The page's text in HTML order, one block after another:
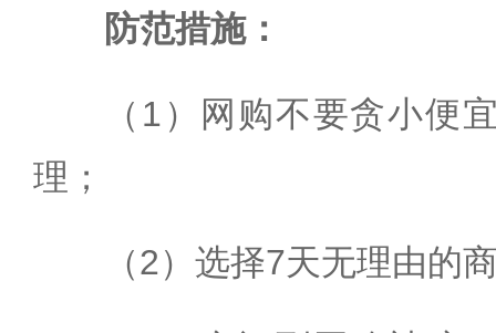
防范措施：
（1）网购不要贪小便
理；
（2）选择7天无理由的